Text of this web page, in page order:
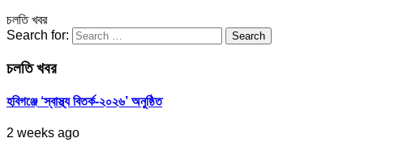
চলতি খবর
Search for:
চলতি খবর
হবিগঞ্জে ‘স্বাস্থ্য বিতর্ক-২০২৬’ অনুষ্ঠিত
2 weeks ago